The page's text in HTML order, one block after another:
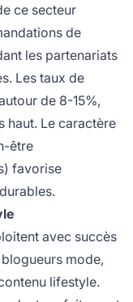
ce secteur
de
les partenariats
Les taux de
de 8-15%,
haut. Le caractère
être
favorise
avec succès
blogueurs mode,
lifestyle.